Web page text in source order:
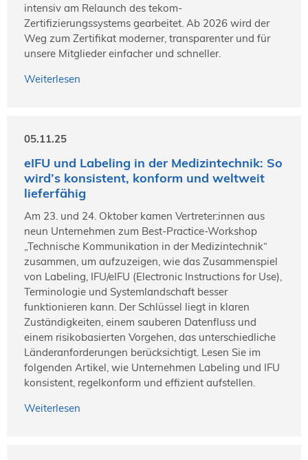
intensiv am Relaunch des tekom-
Zertifizierungssystems gearbeitet. Ab 2026 wird der
Weg zum Zertifikat moderner, transparenter und für
unsere Mitglieder einfacher und schneller.
Weiterlesen
05.11.25
eIFU und Labeling in der Medizintechnik: So
wird’s konsistent, konform und weltweit
lieferfähig
Am 23. und 24. Oktober kamen Vertreter:innen aus
neun Unternehmen zum Best-Practice-Workshop
„Technische Kommunikation in der Medizintechnik“
zusammen, um aufzuzeigen, wie das Zusammenspiel
von Labeling, IFU/eIFU (Electronic Instructions for Use),
Terminologie und Systemlandschaft besser
funktionieren kann. Der Schlüssel liegt in klaren
Zuständigkeiten, einem sauberen Datenfluss und
einem risikobasierten Vorgehen, das unterschiedliche
Länderanforderungen berücksichtigt. Lesen Sie im
folgenden Artikel, wie Unternehmen Labeling und IFU
konsistent, regelkonform und effizient aufstellen.
Weiterlesen